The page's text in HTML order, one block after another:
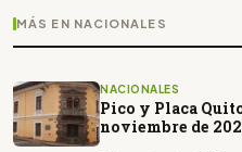
MÁS EN NACIONALES
NACIONALES
Pico y Placa
noviembre de